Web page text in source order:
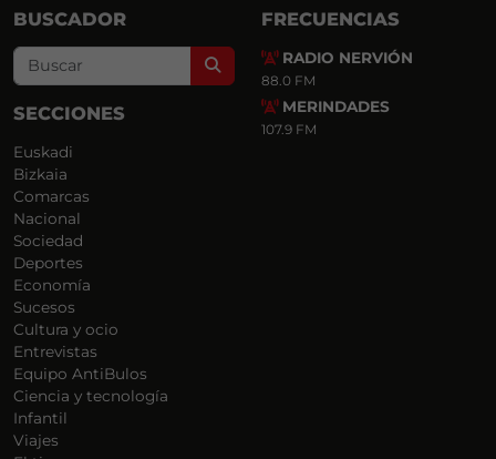
BUSCADOR
Search
SECCIONES
Euskadi
Bizkaia
Comarcas
Nacional
Sociedad
Deportes
Economía
Sucesos
Cultura y ocio
Entrevistas
Equipo AntiBulos
Ciencia y tecnología
Infantil
Viajes
FRECUENCIAS
RADIO NERVIÓN
88.0 FM
MERINDADES
107.9 FM